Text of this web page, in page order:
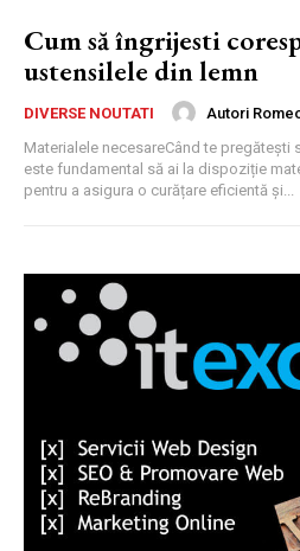
Cum să îngrijesti
ustensilele din lemn
DIVERSE NOUTATI Autori
Materialele necesareCând te pregătești
este fundamental să ai la dispoziție
pentru a asigura o curățare eficientă și...